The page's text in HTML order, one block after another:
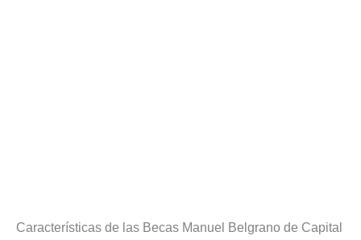
Características de las Becas Manuel Belgrano de Capital